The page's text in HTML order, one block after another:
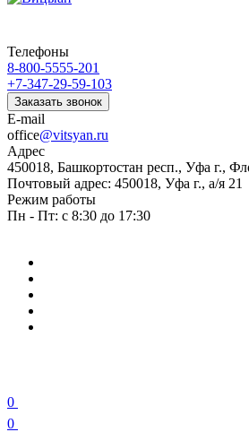
Телефоны
8-800-5555-201
+7-347-29-59-103
Заказать звонок
E-mail
office@vitsyan.ru
Адрес
450018, Башкортостан респ., Уфа г.,
Почтовый адрес: 450018, Уфа г., а/я 21
Режим работы
Пн - Пт: с 8:30 до 17:30
0
0